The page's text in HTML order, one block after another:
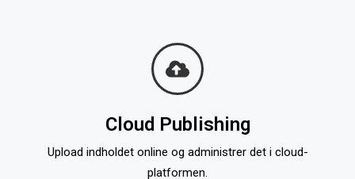
Cloud Publishing
Upload indholdet online og administrer det i cloud-
platformen.